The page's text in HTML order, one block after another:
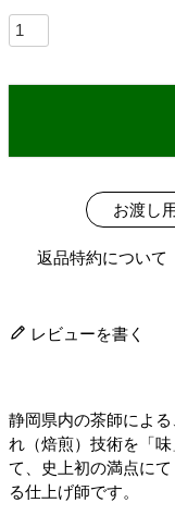
お渡し
返品特約について
レビューを書く
静岡県内の茶師によ
れ（焙煎）技術を「
て、史上初の満点に
る仕上げ師です。